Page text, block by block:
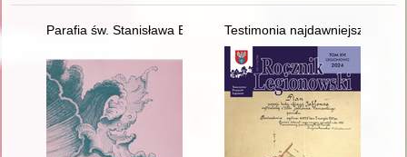
Parafia św. Stanisława Biskupa i Męczennika w Krakowie :
Testimonia najdawniejszych